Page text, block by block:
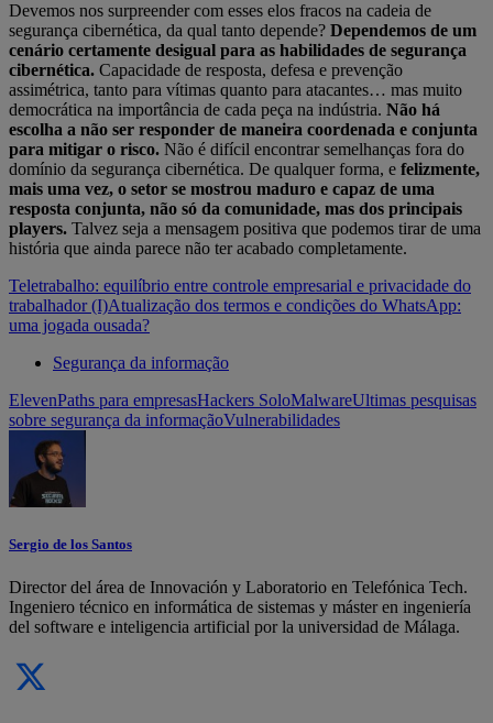
Devemos nos surpreender com esses elos fracos na cadeia de
segurança cibernética, da qual tanto depende? Dependemos de um
cenário certamente desigual para as habilidades de segurança
cibernética. Capacidade de resposta, defesa e prevenção
assimétrica, tanto para vítimas quanto para atacantes… mas muito
democrática na importância de cada peça na indústria. Não há
escolha a não ser responder de maneira coordenada e conjunta
para mitigar o risco. Não é difícil encontrar semelhanças fora do
domínio da segurança cibernética. De qualquer forma, e felizmente,
mais uma vez, o setor se mostrou maduro e capaz de uma
resposta conjunta, não só da comunidade, mas dos principais
players. Talvez seja a mensagem positiva que podemos tirar de uma
história que ainda parece não ter acabado completamente.
Teletrabalho: equilíbrio entre controle empresarial e privacidade do
trabalhador (I)Atualização dos termos e condições do WhatsApp:
uma jogada ousada?
Segurança da informação
ElevenPaths para empresasHackers SoloMalwareUltimas pesquisas
sobre segurança da informaçãoVulnerabilidades
Sergio de los Santos
Director del área de Innovación y Laboratorio en Telefónica Tech.
Ingeniero técnico en informática de sistemas y máster en ingeniería
del software e inteligencia artificial por la universidad de Málaga.